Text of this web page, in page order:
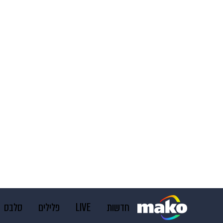
חדשות LIVE פלילים סלבס